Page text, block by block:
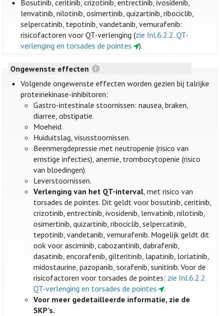
Bosutinib, ceritinib, crizotinib, entrectinib, ivosidenib,
lenvatinib, nilotinib, osimertinib, quizartinib, ribociclib,
selpercatinib, tepotinib, vandetanib, vemurafenib:
risicofactoren voor QT-verlenging (zie Inl.6.2.2. QT-
verlenging en torsades de pointes
).
Ongewenste effecten
Volgende ongewenste effecten worden gezien bij talrijke
proteïnekinase-inhibitoren:
Gastro-intestinale stoornissen: nausea, braken,
diarree, obstipatie.
Moeheid.
Huiduitslag, visusstoornissen.
Beenmergdepressie met neutropenie (risico van
ernstige infecties), anemie, trombocytopenie (risico
van bloedingen).
Leverstoornissen.
Verlenging van het QT-interval, met risico van
torsades de pointes. Dit geldt voor bosutinib, ceritinib,
crizotinib, entrectinib, ivosidenib, lenvatinib, nilotinib,
osimertinib, quizartinib, ribociclib, selpercatinib,
tepotinib, vandetanib, vemurafenib. Mogelijk geldt dit
ook voor asciminib, cabozantinib, dabrafenib,
dasatinib, encorafenib, gilteritinib, lapatinib, lorlatinib,
midostaurine, pazopanib, sorafenib, sunitinib. Voor de
risicofactoren voor torsades de pointes: zie Inl.6.2.2.
QT-verlenging en torsades de pointes
.
Voor meer gedetailleerde informatie, zie de
SKP’s.